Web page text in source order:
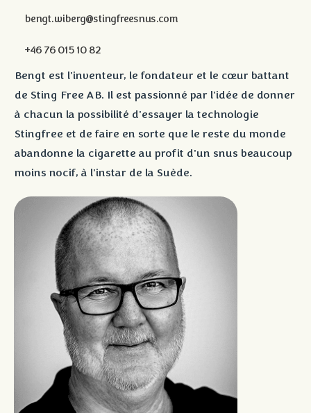
bengt.wiberg@stingfreesnus.com
+46 76 015 10 82
Bengt est l'inventeur, le fondateur et le cœur battant
de Sting Free AB. Il est passionné par l'idée de donner
à chacun la possibilité d'essayer la technologie
Stingfree et de faire en sorte que le reste du monde
abandonne la cigarette au profit d'un snus beaucoup
moins nocif, à l'instar de la Suède.